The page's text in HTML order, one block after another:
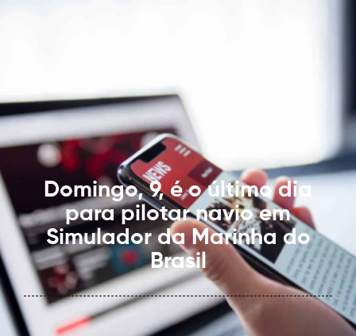
Domingo, 9, é o último dia
para pilotar navio em
Simulador da Marinha do
Brasil